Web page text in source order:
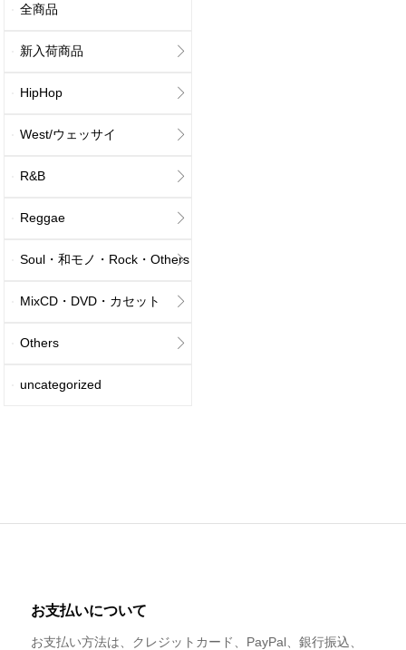
全商品
新入荷商品
HipHop
West/ウェッサイ
R&B
Reggae
Soul・和モノ・Rock・Others
MixCD・DVD・カセット
Others
uncategorized
お支払いについて
お支払い方法は、クレジットカード、PayPal、銀行振込、